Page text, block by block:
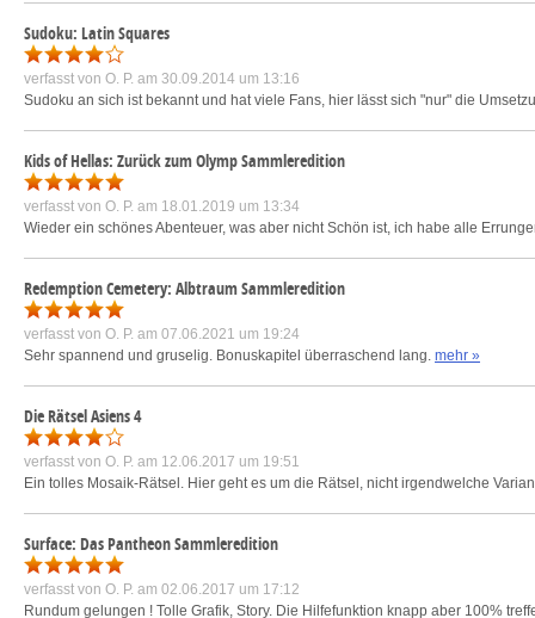
Sudoku: Latin Squares
verfasst von O. P. am 30.09.2014 um 13:16
Sudoku an sich ist bekannt und hat viele Fans, hier lässt sich "nur" die
Kids of Hellas: Zurück zum Olymp Sammleredition
verfasst von O. P. am 18.01.2019 um 13:34
Wieder ein schönes Abenteuer, was aber nicht Schön ist, ich habe alle
Redemption Cemetery: Albtraum Sammleredition
verfasst von O. P. am 07.06.2021 um 19:24
Sehr spannend und gruselig. Bonuskapitel überraschend lang. mehr »
Die Rätsel Asiens 4
verfasst von O. P. am 12.06.2017 um 19:51
Ein tolles Mosaik-Rätsel. Hier geht es um die Rätsel, nicht irgendwelche
Surface: Das Pantheon Sammleredition
verfasst von O. P. am 02.06.2017 um 17:12
Rundum gelungen ! Tolle Grafik, Story. Die Hilfefunktion knapp aber 100%